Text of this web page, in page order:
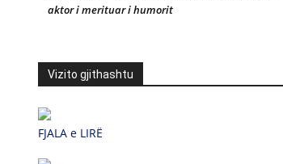
aktor i merituar i humorit
Vizito gjithashtu
FJALA e LIRË